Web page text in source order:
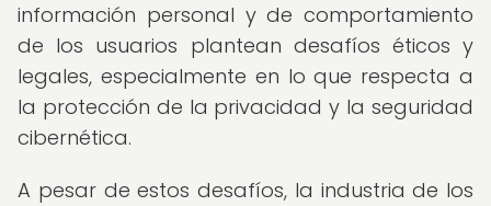
información personal y de comportamiento
de los usuarios plantean desafíos éticos y
legales, especialmente en lo que respecta a
la protección de la privacidad y la seguridad
cibernética.
A pesar de estos desafíos, la industria de los